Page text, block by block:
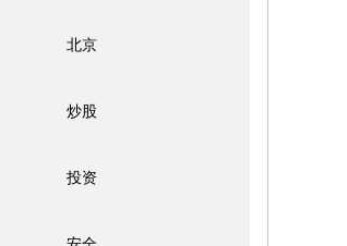
北京
炒股
投资